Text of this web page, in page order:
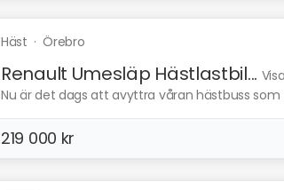
Häst ·Örebro
Renault Umesläp Hästlastbil...
Nu är det dags att avyttra våran hästbuss som
219 000 kr